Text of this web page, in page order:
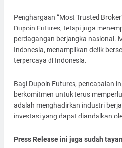
Penghargaan “Most Trusted
Dupoin Futures, tetapi juga
perdagangan berjangka nasional.
Indonesia, menampilkan detik
terpercaya di Indonesia.
Bagi Dupoin Futures, pencapaian
berkomitmen untuk terus
adalah menghadirkan industri
investasi yang dapat diandalkan
Press Release ini juga sudah